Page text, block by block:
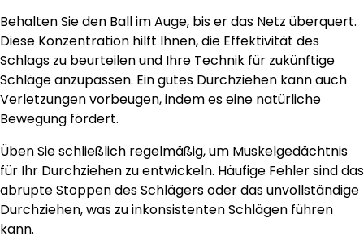
Behalten Sie den Ball im Auge, bis er das Netz überquert.
Diese Konzentration hilft Ihnen, die Effektivität des
Schlags zu beurteilen und Ihre Technik für zukünftige
Schläge anzupassen. Ein gutes Durchziehen kann auch
Verletzungen vorbeugen, indem es eine natürliche
Bewegung fördert.
Üben Sie schließlich regelmäßig, um Muskelgedächtnis
für Ihr Durchziehen zu entwickeln. Häufige Fehler sind das
abrupte Stoppen des Schlägers oder das unvollständige
Durchziehen, was zu inkonsistenten Schlägen führen
kann.